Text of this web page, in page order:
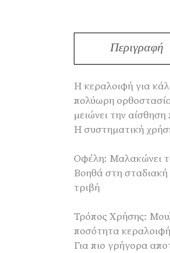
Περιγραφή
Η κεραλοιφή για
πολύωρη
μειώνει την
Η συστηματική
Οφέλη: Μαλακώνει
Βοηθά στη σταδιακή
τριβή
Τρόπος Χρήσης:
ποσότητα
Για πιο γρήγορα